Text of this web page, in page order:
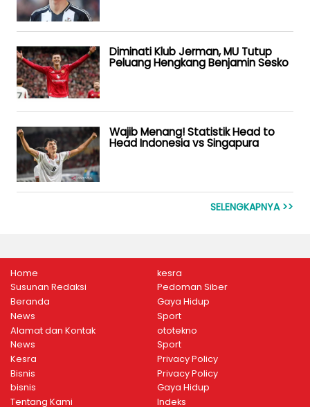
Diminati Klub Jerman, MU Tutup
Peluang Hengkang Benjamin Sesko
Wajib Menang! Statistik Head to
Head Indonesia vs Singapura
SELENGKAPNYA >>
Home
Susunan Redaksi
Beranda
News
Alamat dan Kontak
News
Kesra
Bisnis
bisnis
Tentang Kami
kesra
Pedoman Siber
Gaya Hidup
Sport
ototekno
Sport
Privacy Policy
Privacy Policy
Gaya Hidup
Indeks